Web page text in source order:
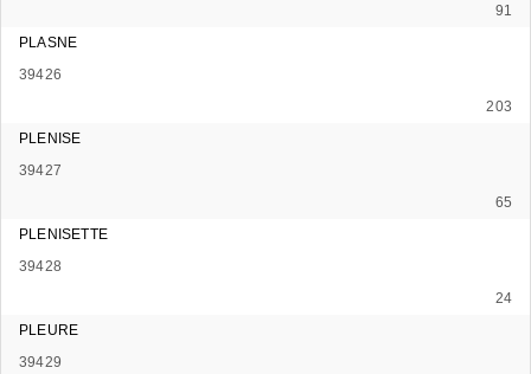
91
PLASNE
39426
203
PLENISE
39427
65
PLENISETTE
39428
24
PLEURE
39429